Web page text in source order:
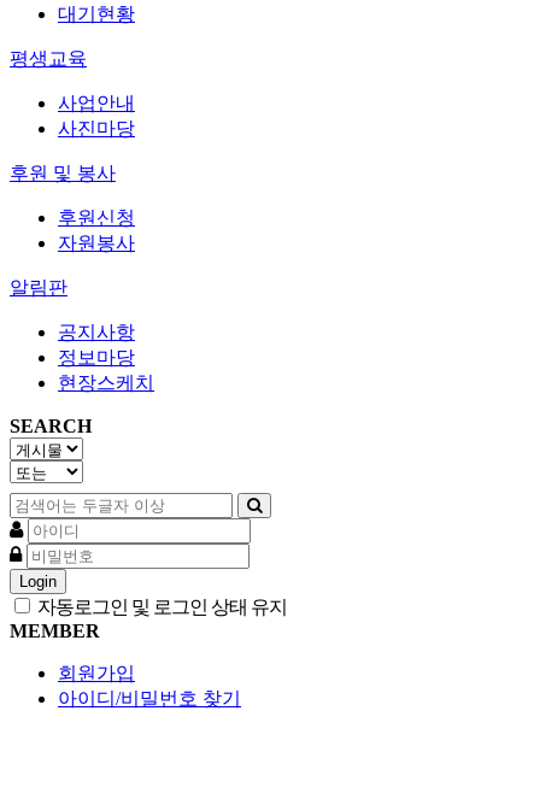
대기현황
평생교육
사업안내
사진마당
후원 및 봉사
후원신청
자원봉사
알림판
공지사항
정보마당
현장스케치
SEARCH
Login
자동로그인 및 로그인 상태 유지
MEMBER
회원가입
아이디/비밀번호 찾기